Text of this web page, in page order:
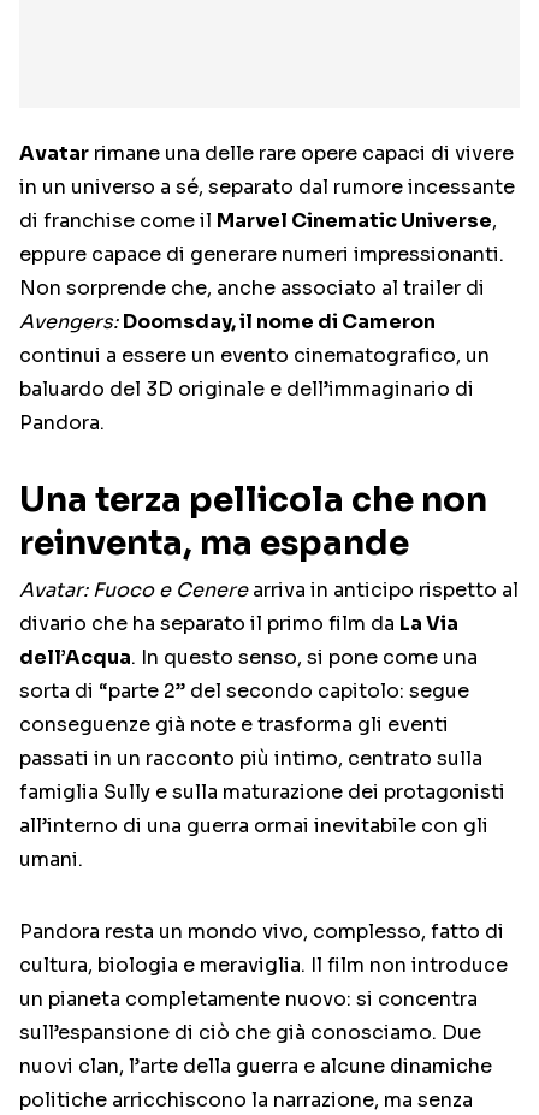
Avatar rimane una delle rare opere capaci di vivere
in un universo a sé, separato dal rumore incessante
di franchise come il Marvel Cinematic Universe,
eppure capace di generare numeri impressionanti.
Non sorprende che, anche associato al trailer di
Avengers: Doomsday, il nome di Cameron
continui a essere un evento cinematografico, un
baluardo del 3D originale e dell’immaginario di
Pandora.
Una terza pellicola che non
reinventa, ma espande
Avatar: Fuoco e Cenerearriva in anticipo rispetto al
divario che ha separato il primo film da La Via
dell’Acqua. In questo senso, si pone come una
sorta di “parte 2” del secondo capitolo: segue
conseguenze già note e trasforma gli eventi
passati in un racconto più intimo, centrato sulla
famiglia Sully e sulla maturazione dei protagonisti
all’interno di una guerra ormai inevitabile con gli
umani.
Pandora resta un mondo vivo, complesso, fatto di
cultura, biologia e meraviglia. Il film non introduce
un pianeta completamente nuovo: si concentra
sull’espansione di ciò che già conosciamo. Due
nuovi clan, l’arte della guerra e alcune dinamiche
politiche arricchiscono la narrazione, ma senza